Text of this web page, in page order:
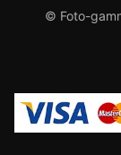
© Foto-